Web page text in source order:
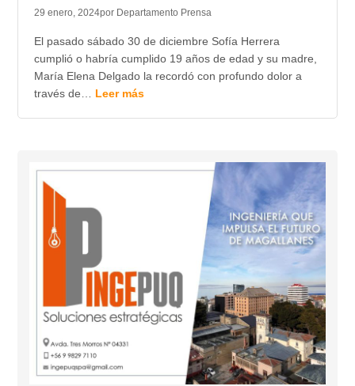
29 enero, 2024por Departamento Prensa
El pasado sábado 30 de diciembre Sofía Herrera
cumplió o habría cumplido 19 años de edad y su madre,
María Elena Delgado la recordó con profundo dolor a
través de… Leer más